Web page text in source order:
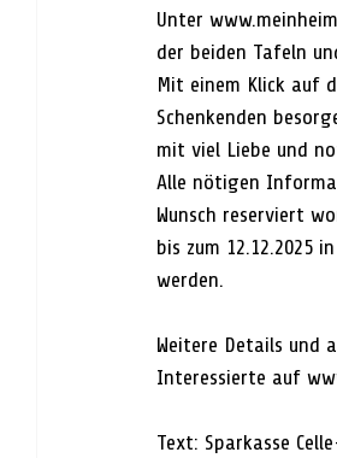
Unter
der beiden Tafeln
Mit einem Klick auf
Schenkenden
mit viel Liebe und
Alle nötigen
Wunsch reserviert
bis zum 12.12.2025
werden.
Weitere Details und
Interessierte auf
Text: Sparkasse